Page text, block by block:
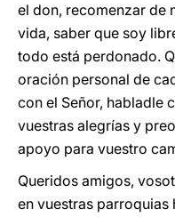
el don, recomenzar de
vida, saber que soy
todo está perdonado.
oración personal de
con el Señor, habladle
vuestras alegrías y
apoyo para vuestro
Queridos amigos,
en vuestras